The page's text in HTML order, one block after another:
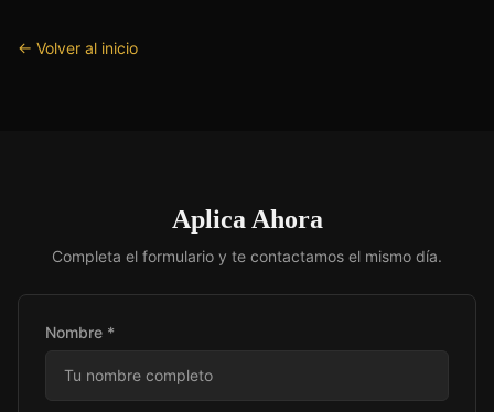
← Volver al inicio
Aplica Ahora
Completa el formulario y te contactamos el mismo día.
Nombre *